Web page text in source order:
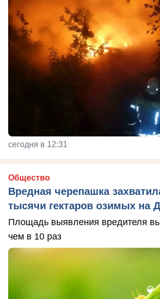
сегодня в 12:31
Общество
Вредная черепашка
тысячи гектаров озимых на
Площадь выявления вредителя
чем в 10 раз